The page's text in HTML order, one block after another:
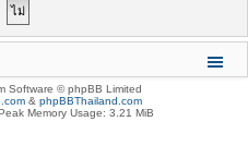
Software © phpBB Limited
& phpBBThailand.com
Memory Usage: 3.21 MiB